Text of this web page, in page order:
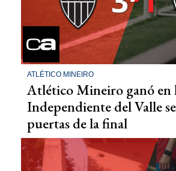
ATLÉTICO MINEIRO
Atlético Mineiro ganó en
Independiente del Valle
puertas de la final